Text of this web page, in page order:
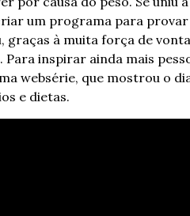
um programa para provar
graças à muita força de
inspirar ainda mais
websérie, que mostrou o
e dietas.